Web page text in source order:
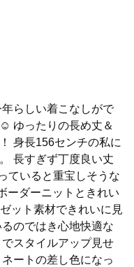
らしい着こなしがで
ゆったりの長め丈＆
身長156センチの私に
長すぎず丁度良い丈
ていると重宝しそうな
ーダーニットときれい
ット素材できれいに見
のではき心地快適な
スタイルアップ見せ
ートの差し色になっ